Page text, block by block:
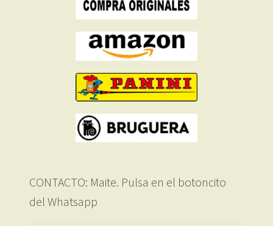
CONTACTO: Maite. Pulsa en el botoncito
del Whatsapp